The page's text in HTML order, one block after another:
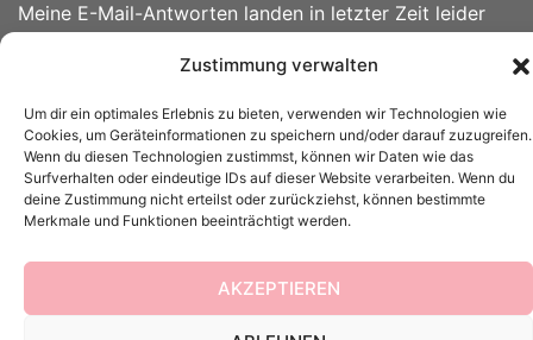
Zustimmung verwalten
Um dir ein optimales Erlebnis zu bieten, verwenden wir Technologien wie
Cookies, um Geräteinformationen zu speichern und/oder darauf zuzugreifen.
Wenn du diesen Technologien zustimmst, können wir Daten wie das
Surfverhalten oder eindeutige IDs auf dieser Website verarbeiten. Wenn du
deine Zustimmung nicht erteilst oder zurückziehst, können bestimmte
Merkmale und Funktionen beeinträchtigt werden.
AKZEPTIEREN
Meine E-Mail-Antworten landen in letzter Zeit leider
© 2026 Labrador vom rosa Schlössl.